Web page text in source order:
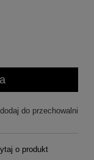
dodaj do przechowalni
o produkt